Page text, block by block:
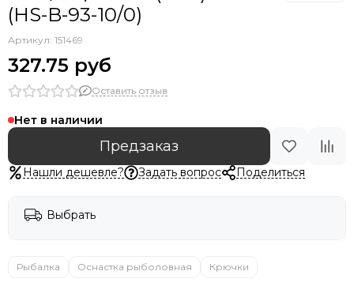
(HS-B-93-10/0)
Артикул: 151469
327.75 руб
Оставить отзыв
Нет в наличии
Предзаказ
Нашли дешевле? Задать вопрос Поделиться
Выбрать
Рыбалка Оснастка рыболовная Крючки